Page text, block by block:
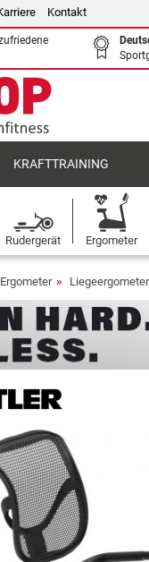
Kontakt
KRAFTTRAINING
Rudergerät Ergometer
Ergometer Liegeergometer